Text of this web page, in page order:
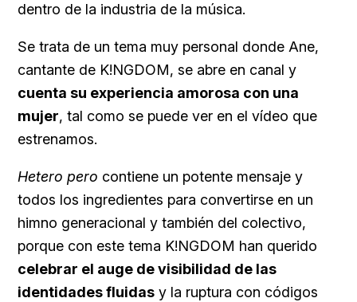
dentro de la industria de la música.
Se trata de un tema muy personal donde Ane,
cantante de K!NGDOM, se abre en canal y
cuenta su experiencia amorosa con una
mujer, tal como se puede ver en el vídeo que
estrenamos.
Hetero pero contiene un potente mensaje y
todos los ingredientes para convertirse en un
himno generacional y también del colectivo,
porque con este tema K!NGDOM han querido
celebrar el auge de visibilidad de las
identidades fluidas y la ruptura con códigos